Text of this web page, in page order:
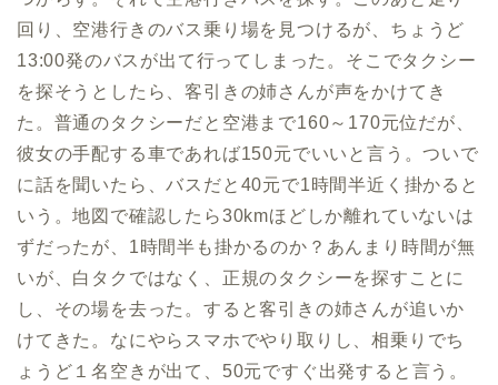
回り、空港行きのバス乗り場を見つけるが、ちょうど
13:00発のバスが出て行ってしまった。そこでタクシー
を探そうとしたら、客引きの姉さんが声をかけてき
た。普通のタクシーだと空港まで160～170元位だが、
彼女の手配する車であれば150元でいいと言う。ついで
に話を聞いたら、バスだと40元で1時間半近く掛かると
いう。地図で確認したら30kmほどしか離れていないは
ずだったが、1時間半も掛かるのか？あんまり時間が無
いが、白タクではなく、正規のタクシーを探すことに
し、その場を去った。すると客引きの姉さんが追いか
けてきた。なにやらスマホでやり取りし、相乗りでち
ょうど１名空きが出て、50元ですぐ出発すると言う。